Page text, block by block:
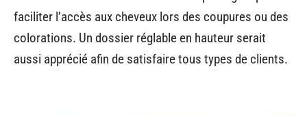
faciliter l’accès aux cheveux lors des coupures ou des
colorations. Un dossier réglable en hauteur serait
aussi apprécié afin de satisfaire tous types de clients.